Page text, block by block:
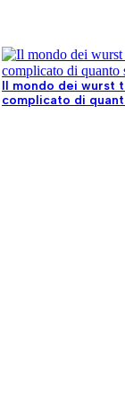
Il mondo dei wurst
complicato di